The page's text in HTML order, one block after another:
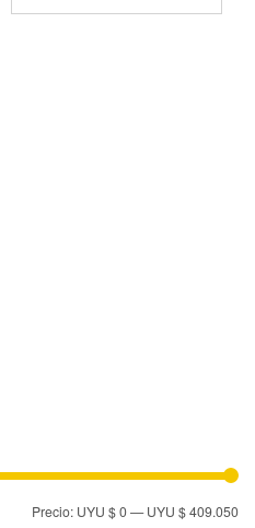
Precio: UYU $ 0—UYU $ 409.050